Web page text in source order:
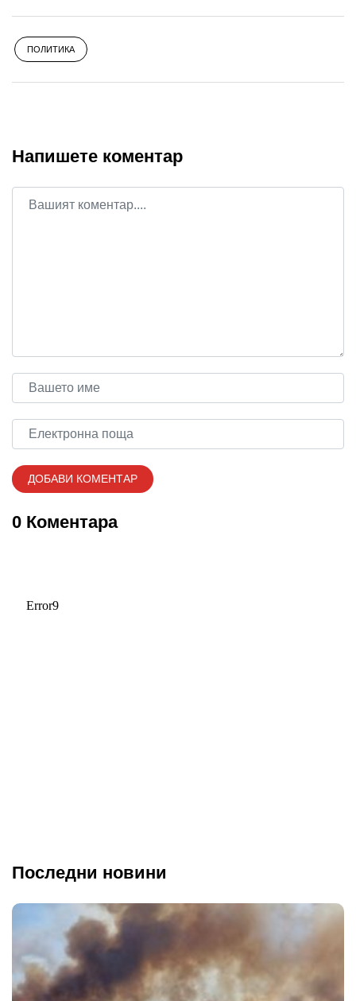
ПОЛИТИКА
Напишете коментар
0 Коментара
Последни новини